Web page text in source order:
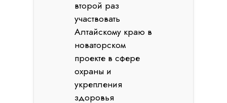
второй раз
участвовать
Алтайскому краю в
новаторском
проекте в сфере
охраны и
укрепления
здоровья